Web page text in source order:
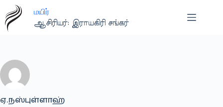
content
மயிர்
ஆசிரியர்: இராயகிரி சங்கர்
ஏ.நஸ்புள்ளாஹ்